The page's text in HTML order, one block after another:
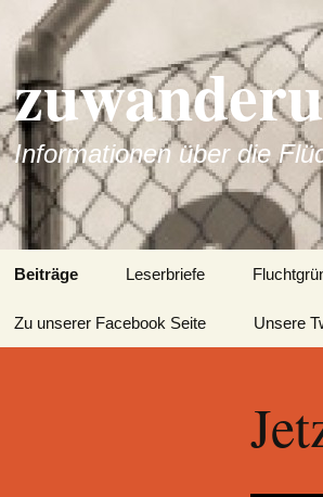
Informationen über die
Inhalt
Beiträge Leserbriefe
Zu unserer Facebook Seite Unsere